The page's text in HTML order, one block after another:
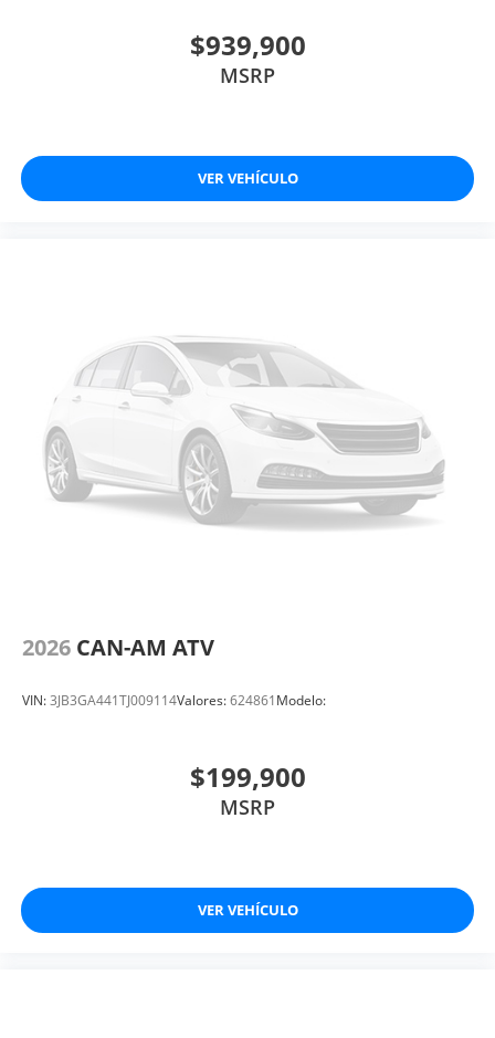
$939,900
MSRP
VER VEHÍCULO
2026 CAN-AM ATV
VIN:3JB3GA441TJ009114Valores:624861Modelo:
$199,900
MSRP
VER VEHÍCULO